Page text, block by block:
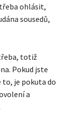
ohlásit,
sousedů,
totiž
Pokud jste
je pokuta do
a